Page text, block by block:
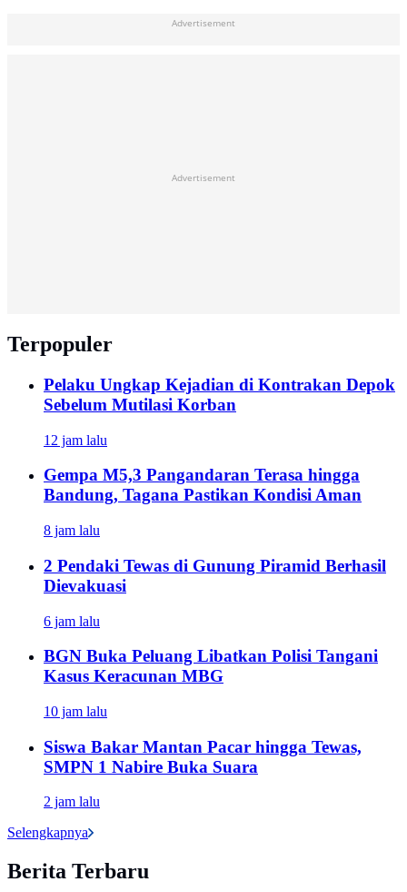
Advertisement
Advertisement
Terpopuler
Pelaku Ungkap Kejadian di Kontrakan Depok
Sebelum Mutilasi Korban
12 jam lalu
Gempa M5,3 Pangandaran Terasa hingga
Bandung, Tagana Pastikan Kondisi Aman
8 jam lalu
2 Pendaki Tewas di Gunung Piramid Berhasil
Dievakuasi
6 jam lalu
BGN Buka Peluang Libatkan Polisi Tangani
Kasus Keracunan MBG
10 jam lalu
Siswa Bakar Mantan Pacar hingga Tewas,
SMPN 1 Nabire Buka Suara
2 jam lalu
Selengkapnya
Berita Terbaru